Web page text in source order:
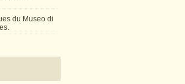
du Museo di